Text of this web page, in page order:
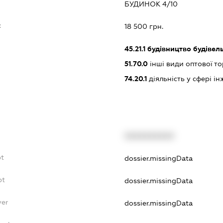
БУДИНОК 4/10
18 500 грн.
45.21.1будівництво
51.70.0інші види оптової
74.20.1діяльність у сфері
dossier.missingData
dossier.missingData
dossier.missingData